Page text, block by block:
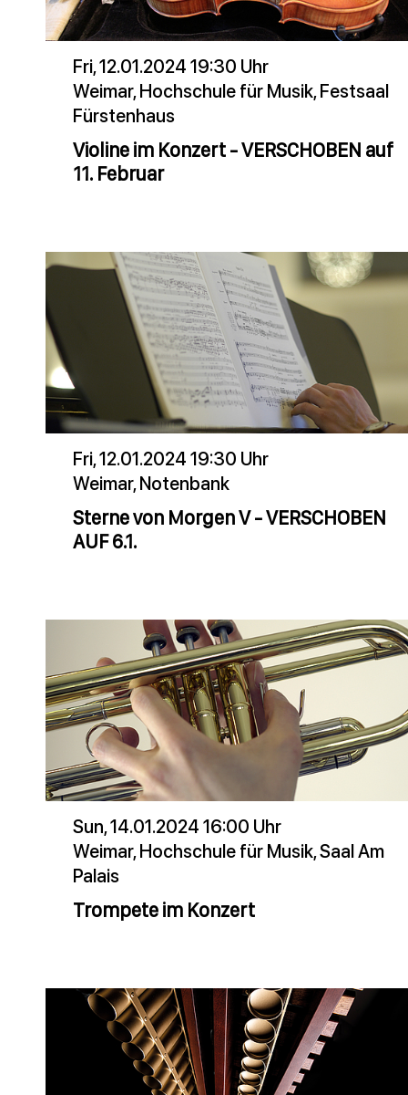
Fri, 12.01.2024 19:30 Uhr
Weimar, Hochschule für Musik, Festsaal
Fürstenhaus
Violine im Konzert - VERSCHOBEN auf
11. Februar
Fri, 12.01.2024 19:30 Uhr
Weimar, Notenbank
Sterne von Morgen V - VERSCHOBEN
AUF 6.1.
Sun, 14.01.2024 16:00 Uhr
Weimar, Hochschule für Musik, Saal Am
Palais
Trompete im Konzert